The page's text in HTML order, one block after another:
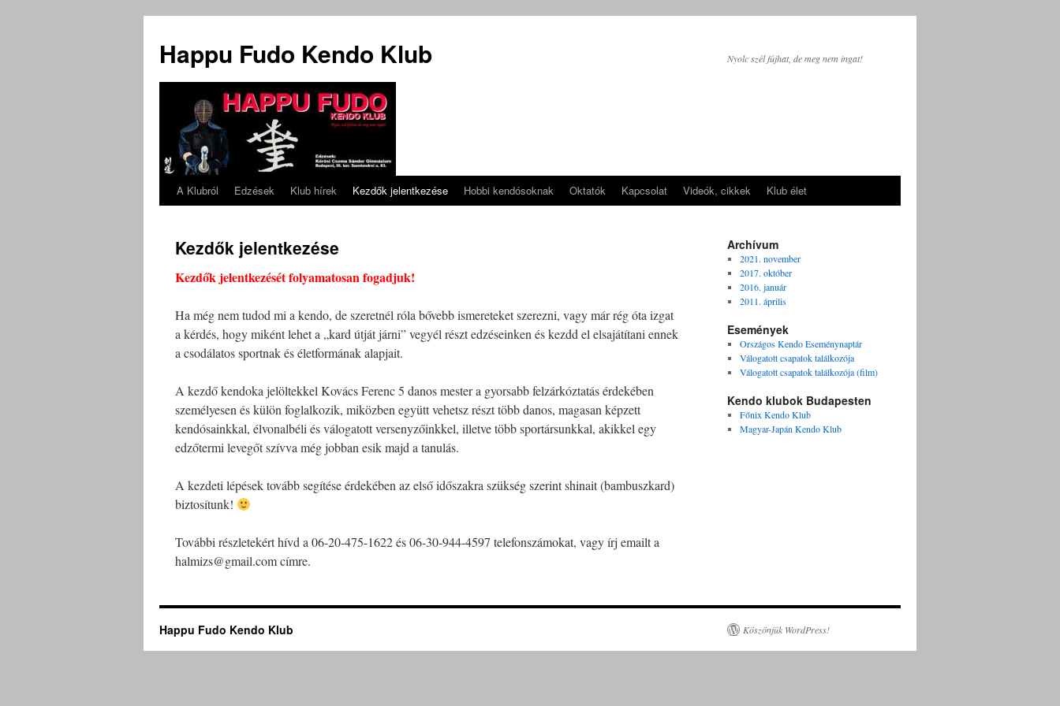
tartalomba
Happu Fudo Kendo Klub Nyolc szél fújhat, de meg nem ingat!
A Klubról Edzések Klub hírek Kezdők jelentkezése Hobbi kendósoknak Oktatók Kapcsolat Videók, cikkek Klub élet
Kezdők jelentkezése
Kezdők jelentkezését folyamatosan fogadjuk!
Ha még nem tudod mi a kendo, de szeretnél róla bővebb ismereteket szerezni, vagy már rég óta izgat
a kérdés, hogy miként lehet a „kard útját járni” vegyél részt edzéseinken és kezdd el elsajátítani ennek
a csodálatos sportnak és életformának alapjait.
A kezdő kendoka jelöltekkel Kovács Ferenc 5 danos mester a gyorsabb felzárkóztatás érdekében
személyesen és külön foglalkozik, miközben együtt vehetsz részt több danos, magasan képzett
kendósainkkal, élvonalbéli és válogatott versenyzőinkkel, illetve több sportársunkkal, akikkel egy
edzőtermi levegőt szívva még jobban esik majd a tanulás.
A kezdeti lépések tovább segítése érdekében az első időszakra szükség szerint shinait (bambuszkard)
biztosítunk!
További részletekért hívd a 06-20-475-1622 és 06-30-944-4597 telefonszámokat, vagy írj emailt a
halmizs@gmail.com címre.
Archívum
2021. november
2017. október
2016. január
2011. április
Események
Országos Kendo Eseménynaptár
Válogatott csapatok találkozója
Válogatott csapatok találkozója (film)
Kendo klubok Budapesten
Főnix Kendo Klub
Magyar-Japán Kendo Klub
Happu Fudo Kendo Klub Köszönjük WordPress!